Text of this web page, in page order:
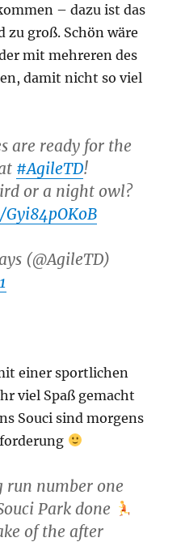
– dazu ist das
groß. Schön wäre
mit mehreren des
damit nicht so viel
are ready for the
#AgileTD!
or a night owl?
(@AgileTD)
einer sportlichen
viel Spaß gemacht
Souci sind morgens
run number one
Park done
of the after